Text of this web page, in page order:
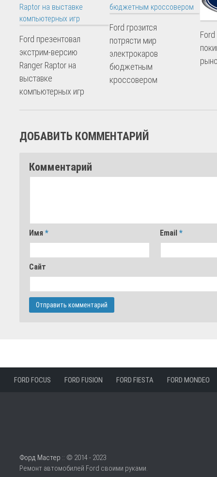
Ford презентовал
экстрим-версию
Ranger Raptor на
выставке
компьютерных игр
Ford грозится
потрясти мир
электрокаров
бюджетным
кроссовером
ДОБАВИТЬ КОММЕНТАРИЙ
Комментарий
Имя * Email*
Сайт
FORD FOCUS FORD FUSION FORD FIESTA FORD MONDEO
Форд Мастер :: © 2014 - 2023
Ремонт автомобилей Ford своими руками.